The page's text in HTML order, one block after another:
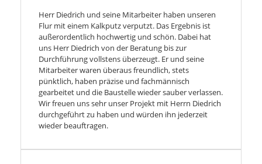
Herr Diedrich und seine Mitarbeiter haben unseren
Flur mit einem Kalkputz verputzt. Das Ergebnis ist
außerordentlich hochwertig und schön. Dabei hat
uns Herr Diedrich von der Beratung bis zur
Durchführung vollstens überzeugt. Er und seine
Mitarbeiter waren überaus freundlich, stets
pünktlich, haben präzise und fachmännisch
gearbeitet und die Baustelle wieder sauber verlassen.
Wir freuen uns sehr unser Projekt mit Herrn Diedrich
durchgeführt zu haben und würden ihn jederzeit
wieder beauftragen.